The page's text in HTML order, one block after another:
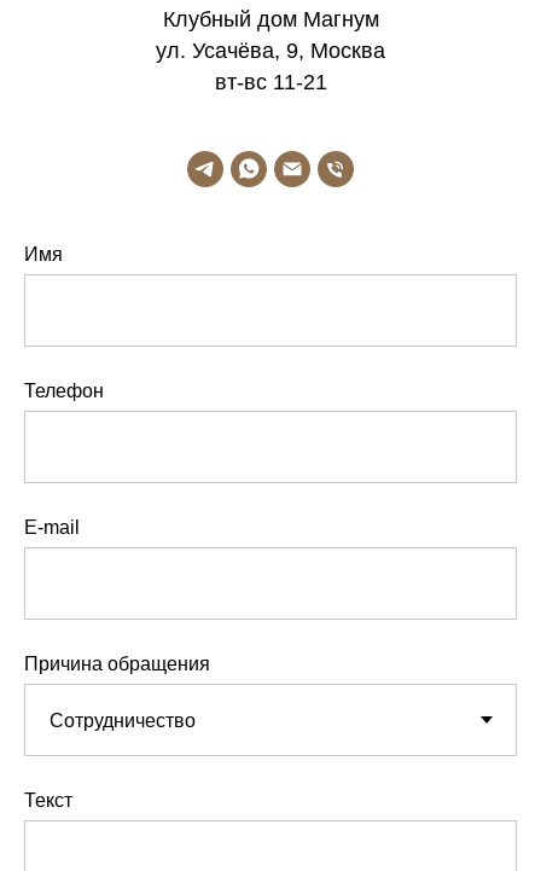
Клубный дом Магнум
ул. Усачёва, 9, Москва
вт-вс 11-21
Имя
Телефон
E-mail
Причина обращения
Текст